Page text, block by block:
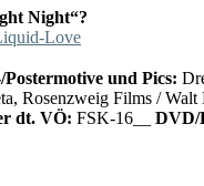
Night“?
Love
und Pics:
Rosenzweig Films /
dt. VÖ: FSK-16__ DVD/